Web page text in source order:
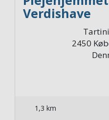
Verdishave
2450
1,3 km